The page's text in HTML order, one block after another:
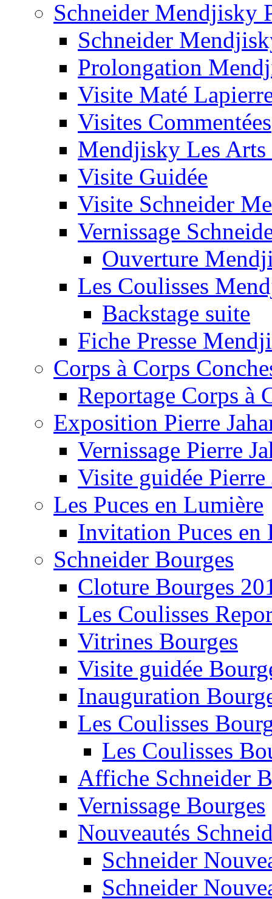
Schneider Mendjisky
Schneider
Prolongation
Visite Maté
Visites Commentées
Mendjisky Les Arts
Visite Guidée
Visite Schneider
Vernissage
Ouverture
Les Coulisses
Backstage suite
Fiche Presse
Corps à Corps
Reportage Corps à
Exposition Pierre
Vernissage Pierre
Visite guidée Pierre
Les Puces en Lumière
Invitation Puces en
Schneider Bourges
Cloture Bourges
Les Coulisses
Vitrines Bourges
Visite guidée
Inauguration
Les Coulisses
Les Coulisses
Affiche Schneider
Vernissage Bourges
Nouveautés
Schneider
Schneider